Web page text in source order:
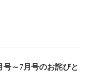
号～7月号のお詫びと